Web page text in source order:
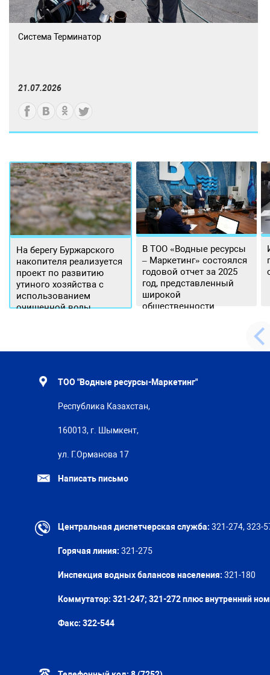
Система Терминатор
21.07.2026
На берегу Буржарского
накопителя реализуется
проект по развитию
утиного хозяйства с
использованием
очищенной воды
В ТОО «Водные ресурсы
– Маркетинг» состоялся
годовой отчет за 2025
год, представленный
широкой
общественности.
ТОО "Водные ресурсы-Маркетинг"
Республика Казахстан,
160013, г. Шымкент,
ул. Г.Орманова 17
Написать письмо
Центральная диспетчерская служба: 321-274, 323-
Горячая линия: 321-275
Инспекция водных балансов населения: 321-180
Коммутатор: 321-247; 321-272 плюс внутренний
Факс: 322-544